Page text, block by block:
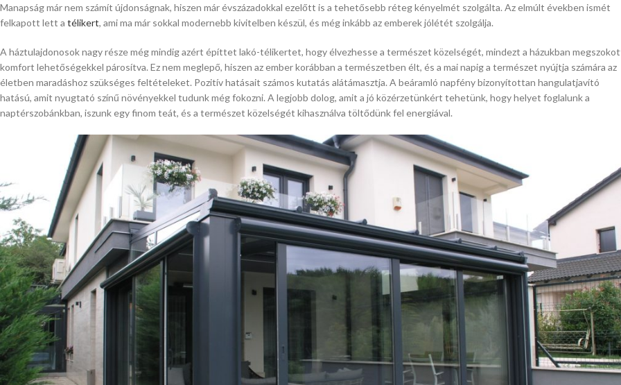
Manapság már nem számít újdonságnak, hiszen már évszázadokkal ezelőtt is a tehetősebb réteg kényelmét szolgálta. Az elmúlt években ismét
felkapott lett a télikert, ami ma már sokkal modernebb kivitelben készül, és még inkább az emberek jólétét szolgálja.
A háztulajdonosok nagy része még mindig azért építtet lakó-télikertet, hogy élvezhesse a természet közelségét, mindezt a házukban
komfort lehetőségekkel párosítva. Ez nem meglepő, hiszen az ember korábban a természetben élt, és a mai napig a természet nyújtja számára az
életben maradáshoz szükséges feltételeket. Pozitív hatásait számos kutatás alátámasztja. A beáramló napfény bizonyítottan hangulatjavító
hatású, amit nyugtató színű növényekkel tudunk még fokozni. A legjobb dolog, amit a jó közérzetünkért tehetünk, hogy helyet foglalunk a
naptérszobánkban, iszunk egy finom teát, és a természet közelségét kihasználva töltődünk fel energiával.